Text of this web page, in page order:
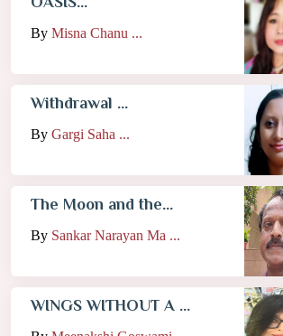
By Misna Chanu ...
Withdrawal ...
By Gargi Saha ...
The Moon and the...
By Sankar Narayan Ma ...
WINGS WITHOUT A ...